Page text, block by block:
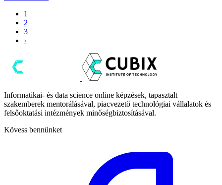
1
2
3
›
Informatikai- és data science online képzések, tapasztalt
szakemberek mentorálásával, piacvezető technológiai vállalatok és
felsőoktatási intézmények minőségbiztosításával.
Kövess bennünket